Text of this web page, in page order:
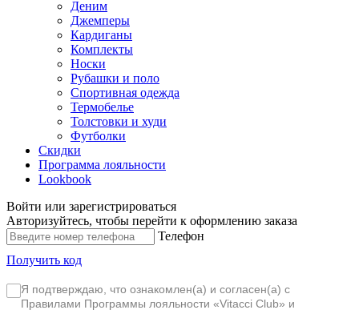
Деним
Джемперы
Кардиганы
Комплекты
Носки
Рубашки и поло
Спортивная одежда
Термобелье
Толстовки и худи
Футболки
Скидки
Программа лояльности
Lookbook
Войти или зарегистрироваться
Авторизуйтесь, чтобы перейти к оформлению заказа
Телефон
Получить код
Я подтверждаю, что ознакомлен(а) и согласен(а) с
Правилами Программы лояльности «Vitacci Club» и